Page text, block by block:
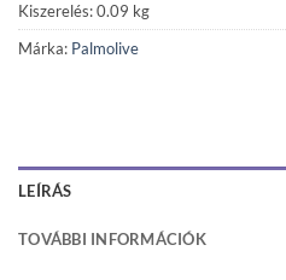
Kiszerelés: 0.09 kg
Márka: Palmolive
LEÍRÁS
TOVÁBBI INFORMÁCIÓK